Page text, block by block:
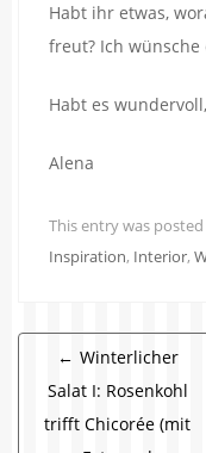
Habt ihr etwas,
freut? Ich
Habt es wundervoll,
Alena
This entry was posted
Inspiration, Interior,
← Winterlicher
Salat I: Rosenkohl
trifft Chicorée (mit